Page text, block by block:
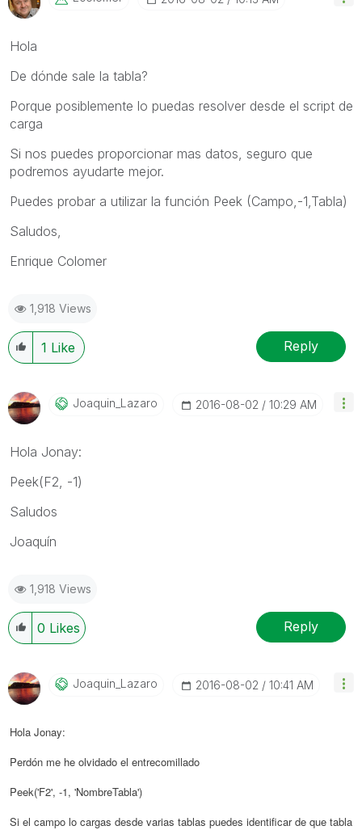
Hola
De dónde sale la tabla?
Porque posiblemente lo puedas resolver desde el script de
carga
Si nos puedes proporcionar mas datos, seguro que
podremos ayudarte mejor.
Puedes probar a utilizar la función Peek (Campo,-1,Tabla)
Saludos,
Enrique Colomer
1,918 Views
1 Like Reply
Joaquin_Lazaro ‎2016-08-02 10:29 AM
Hola Jonay:
Peek(F2, -1)
Saludos
Joaquín
1,918 Views
0 Likes Reply
Joaquin_Lazaro ‎2016-08-02 10:41 AM
Hola Jonay:
Perdón me he olvidado el entrecomillado
Peek('F2', -1, 'NombreTabla')
Si el campo lo cargas desde varias tablas puedes identificar de que tabla